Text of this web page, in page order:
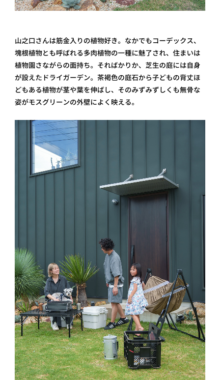
山之口さんは筋金入りの植物好き。なかでもコーデックス、
塊根植物とも呼ばれる多肉植物の一種に魅了され、住まいは
植物園さながらの面持ち。そればかりか、芝生の庭には自身
が設えたドライガーデン。茶褐色の庭石から子どもの背丈ほ
どもある植物が茎や葉を伸ばし、そのみずみずしくも無骨な
姿がモスグリーンの外壁によく映える。